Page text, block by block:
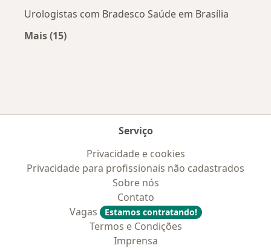
Urologistas com Bradesco Saúde em Brasília
Mais (15)
Serviço
Privacidade e cookies
Privacidade para profissionais não cadastrados
Sobre nós
Contato
Vagas
Estamos contratando!
Termos e Condições
Imprensa